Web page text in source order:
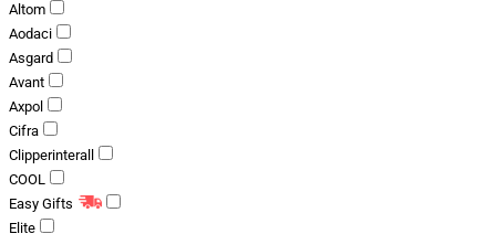
Altom
Aodaci
Asgard
Avant
Axpol
Cifra
Clipperinterall
COOL
Easy Gifts
Elite